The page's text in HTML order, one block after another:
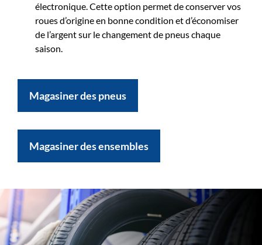
électronique. Cette option permet de conserver vos
roues d’origine en bonne condition et d’économiser
de l’argent sur le changement de pneus chaque
saison.
Magasiner des pneus
Magasiner des ensembles